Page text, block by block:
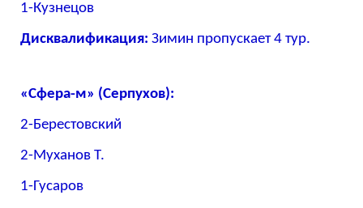
1-Кузнецов
Дисквалификация: Зимин пропускает 4 тур.
«Сфера-м» (Серпухов):
2-Берестовский
2-Муханов Т.
1-Гусаров